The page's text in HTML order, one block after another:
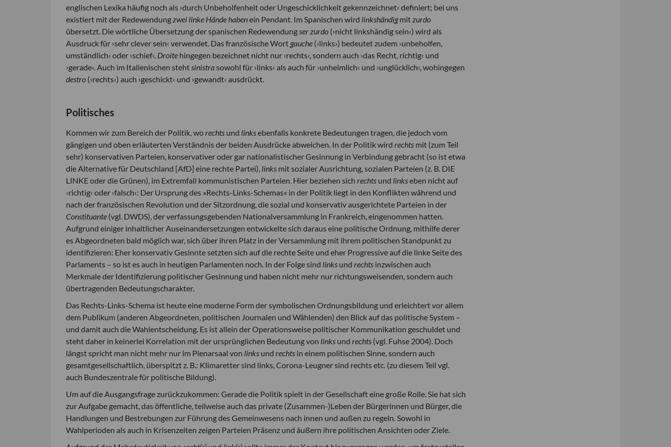
englischen Lexika häufig noch als ›durch Unbeholfenheit oder Ungeschicklichkeit gekennzeichnet‹ definiert; bei uns
existiert mit der Redewendungzwei linke Hände habenein Pendant. Im Spanischen wird linkshändigmitzurdo
übersetzt. Die wörtliche Übersetzung der spanischen Redewendungser zurdo (›nicht linkshändig sein‹) wird als
Ausdruck für ›sehr clever sein‹ verwendet. Das französische Wort gauche (›links›) bedeutet zudem ›unbeholfen,
umständlich‹ oder ›schief‹. Droite hingegen bezeichnet nicht nur ›rechts‹, sondern auch ›das Recht, richtig‹ und
›gerade‹. Auch im Italienischen stehtsinistrasowohl für ›links‹ als auch für ›unheimlich‹ und ›unglücklich‹, wohingegen
destro (›rechts‹) auch ›geschickt‹ und ›gewandt‹ ausdrückt.
Politisches
Kommen wir zum Bereich der Politik, worechts und linksebenfalls konkrete Bedeutungen tragen, die jedoch vom
gängigen und oben erläuterten Verständnis der beiden Ausdrücke abweichen. In der Politik wird rechts mit (zum Teil
sehr) konservativen Parteien, konservativer oder gar nationalistischer Gesinnung in Verbindung gebracht (so ist etwa
die Alternative für Deutschland [AfD] eine rechte Partei), links mit sozialer Ausrichtung, sozialen Parteien (z. B. DIE
LINKE oder die Grünen), im Extremfall kommunistischen Parteien. Hier beziehen sich rechts und linkseben nicht auf
›richtig‹ oder ›falsch‹: Der Ursprung des »Rechts-Links-Schemas« in der Politik liegt in den Konflikten während und
nach der französischen Revolution und der Sitzordnung, die sozial und konservativ ausgerichtete Parteien in der
Constituante (vgl. DWDS), der verfassungsgebenden Nationalversammlung in Frankreich, eingenommen hatten.
Aufgrund einiger inhaltlicher Auseinandersetzungen entwickelte sich daraus eine politische Ordnung, mithilfe derer
es Abgeordneten bald möglich war, sich über ihren Platz in der Versammlung mit ihrem politischen Standpunkt zu
identifizieren: Eher konservativ Gesinnte setzten sich auf die rechte Seite und eher Progressive auf die linke Seite des
Parlaments – so ist es auch in heutigen Parlamenten noch. In der Folge sind links und rechts inzwischen auch
Merkmale der Identifizierung politischer Gesinnung und haben nicht mehr nur richtungsweisenden, sondern auch
übertragenden Bedeutungscharakter.
Das Rechts-Links-Schema ist heute eine moderne Form der symbolischen Ordnungsbildung und erleichtert vor allem
dem Publikum (anderen Abgeordneten, politischen Journalen und Wählenden) den Blick auf das politische System –
und damit auch die Wahlentscheidung. Es ist allein der Operationsweise politischer Kommunikation geschuldet und
steht daher in keinerlei Korrelation mit der ursprünglichen Bedeutung von links und rechts (vgl. Fuhse 2004). Doch
längst spricht man nicht mehr nur im Plenarsaal von links und rechts in einem politischen Sinne, sondern auch
gesamtgesellschaftlich, überspitzt z. B.: Klimaretter sind links, Corona-Leugner sind rechts etc. (zu diesem Teil vgl.
auch Bundeszentrale für politische Bildung).
Um auf die Ausgangsfrage zurückzukommen: Gerade die Politik spielt in der Gesellschaft eine große Rolle. Sie hat sich
zur Aufgabe gemacht, das öffentliche, teilweise auch das private (Zusammen-)Leben der Bürgerinnen und Bürger, die
Handlungen und Bestrebungen zur Führung des Gemeinwesens nach innen und außen zu regeln. Sowohl in
Wahlperioden als auch in Krisenzeiten zeigen Parteien Präsenz und äußern ihre politischen Ansichten oder Ziele.